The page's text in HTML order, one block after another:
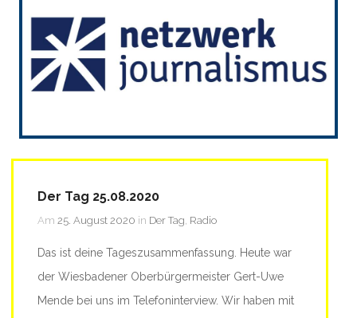
Der Tag 25.08.2020
Am 25. August 2020 in Der Tag Radio
Das ist deine Tageszusammenfassung. Heute war
der Wiesbadener Oberbürgermeister Gert-Uwe
Mende bei uns im Telefoninterview. Wir haben mit